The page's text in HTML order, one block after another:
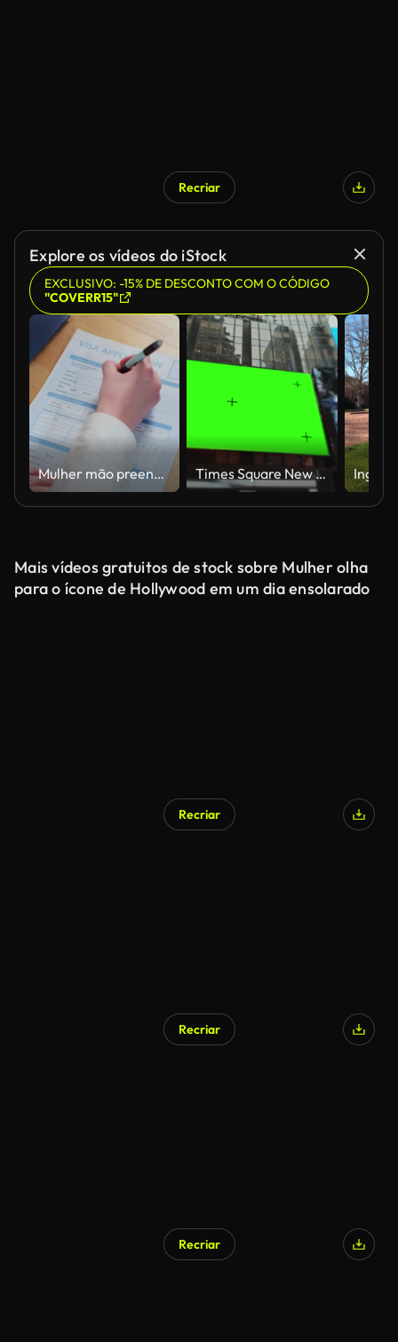
Recriar
Explore os vídeos do iStock
EXCLUSIVO: -15% DE DESCONTO COM O CÓDIGO
"COVERR15"
Mulher mão preenchendo formulário de solicitação de visto na mesa. Imigração legal, entrevista turística. Times Square New York City Manhattan no dia de tela verde
Mais vídeos gratuitos de stock sobre Mulher olha
para o ícone de Hollywood em um dia ensolarado
Recriar
Recriar
Recriar